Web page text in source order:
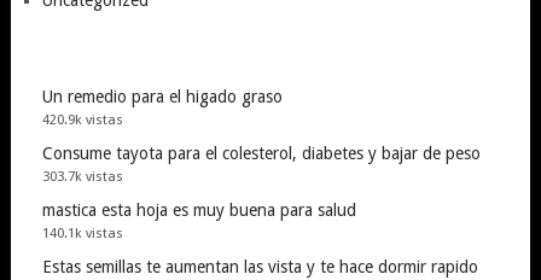
Un remedio para el higado graso
420.9k vistas
Consume tayota para el colesterol, diabetes y bajar de peso
303.7k vistas
mastica esta hoja es muy buena para salud
140.1k vistas
Estas semillas te aumentan las vista y te hace dormir rapido